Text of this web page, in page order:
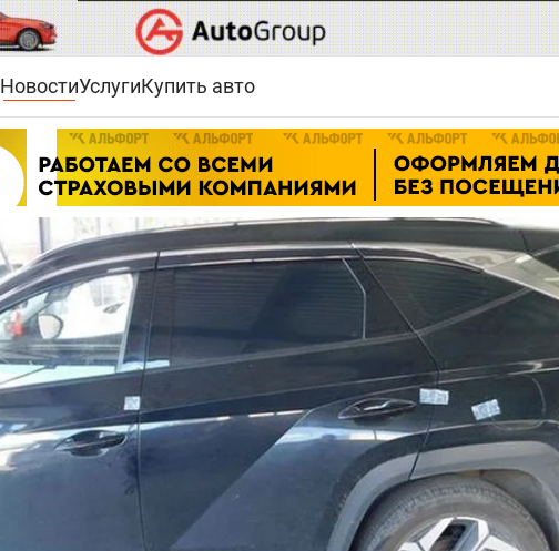
НовостиУслугиКупить авто